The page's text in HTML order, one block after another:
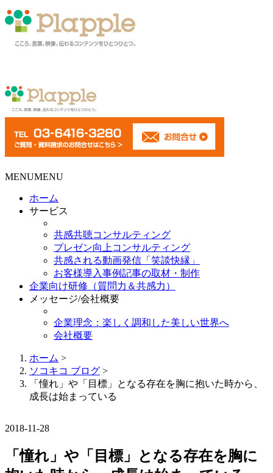
MENUMENU
ホーム
サービス
共感共聴コンサルティング
プレゼン向上コンサルティング
共感される動画発信「笑談快縁」
お客様導入事例記事の取材・制作
企業向け研修（質問力＆共感力）
メッセージ/会社概要
企業理念：楽しく調和した美しい世界へ
会社概要
ホーム >
ソコキコ ブログ >
「憧れ」や「目標」となる存在を胸に抱いた時から、
成長は始まっている
2018-11-28
「憧れ」や「目標」となる存在を胸に